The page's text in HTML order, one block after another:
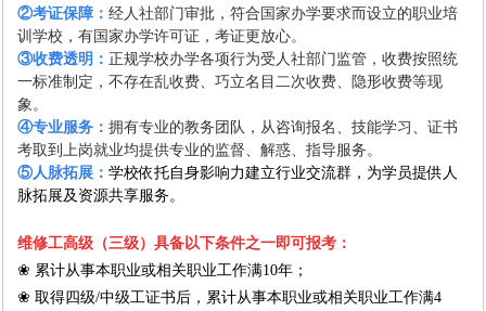
②考证保障： 经人社部门审批，符合国家办学要求而设立的职业培
训学校，有国家办学许可证，考证更放心。
③收费透明： 正规学校办学各项行为受人社部门监管，收费按照统
一标准制定，不存在乱收费、巧立名目二次收费、隐形收费等现
象。
④专业服务： 拥有专业的教务团队，从咨询报名、技能学习、证书
考取到上岗就业均提供专业的监督、解惑、指导服务。
⑤人脉拓展： 学校依托自身影响力建立行业交流群，为学员提供人
脉拓展及资源共享服务。
维修工高级（三级）具备以下条件之一即可报考：
❀ 累计从事本职业或相关职业工作满10年；
❀ 取得四级/中级工证书后，累计从事本职业或相关职业工作满4